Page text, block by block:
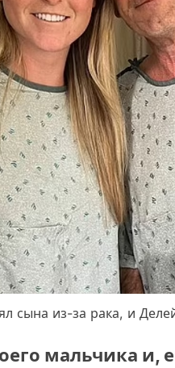
сына из-за рака, и
мальчика и,